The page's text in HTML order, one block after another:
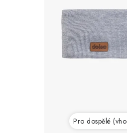
Pro dospělé